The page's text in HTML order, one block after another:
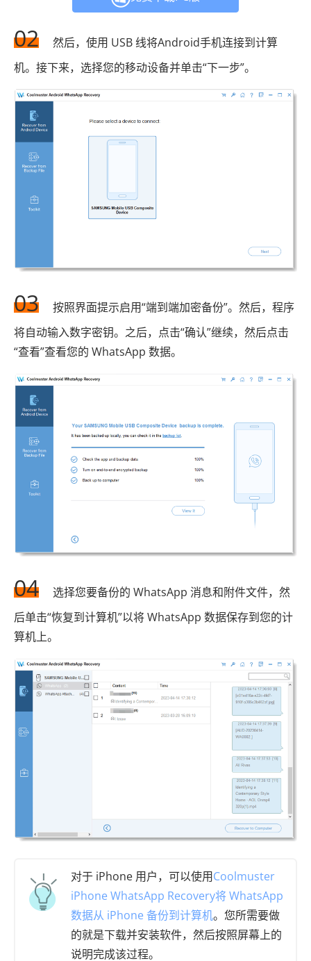
02
然后，使用 USB 线将Android手机连接到计算
机。接下来，选择您的移动设备并单击“下一步”。
03
按照界面提示启用“端到端加密备份”。然后，程序
将自动输入数字密钥。之后，点击“确认”继续，然后点击
“查看”查看您的 WhatsApp 数据。
04
选择您要备份的 WhatsApp 消息和附件文件，然
后单击“恢复到计算机”以将 WhatsApp 数据保存到您的计
算机上。
对于 iPhone 用户，可以使用Coolmuster
iPhone WhatsApp Recovery将 WhatsApp
数据从 iPhone 备份到计算机。您所需要做
的就是下载并安装软件，然后按照屏幕上的
说明完成该过程。